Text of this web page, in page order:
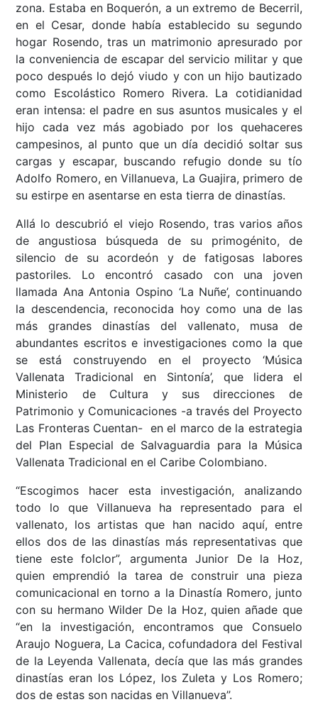
zona. Estaba en Boquerón, a un extremo de Becerril,
en el Cesar, donde había establecido su segundo
hogar Rosendo, tras un matrimonio apresurado por
la conveniencia de escapar del servicio militar y que
poco después lo dejó viudo y con un hijo bautizado
como Escolástico Romero Rivera. La cotidianidad
eran intensa: el padre en sus asuntos musicales y el
hijo cada vez más agobiado por los quehaceres
campesinos, al punto que un día decidió soltar sus
cargas y escapar, buscando refugio donde su tío
Adolfo Romero, en Villanueva, La Guajira, primero de
su estirpe en asentarse en esta tierra de dinastías.
Allá lo descubrió el viejo Rosendo, tras varios años
de angustiosa búsqueda de su primogénito, de
silencio de su acordeón y de fatigosas labores
pastoriles. Lo encontró casado con una joven
llamada Ana Antonia Ospino ‘La Nuñe’, continuando
la descendencia, reconocida hoy como una de las
más grandes dinastías del vallenato, musa de
abundantes escritos e investigaciones como la que
se está construyendo en el proyecto ‘Música
Vallenata Tradicional en Sintonía’, que lidera el
Ministerio de Cultura y sus direcciones de
Patrimonio y Comunicaciones -a través del Proyecto
Las Fronteras Cuentan- en el marco de la estrategia
del Plan Especial de Salvaguardia para la Música
Vallenata Tradicional en el Caribe Colombiano.
“Escogimos hacer esta investigación, analizando
todo lo que Villanueva ha representado para el
vallenato, los artistas que han nacido aquí, entre
ellos dos de las dinastías más representativas que
tiene este folclor”, argumenta Junior De la Hoz,
quien emprendió la tarea de construir una pieza
comunicacional en torno a la Dinastía Romero, junto
con su hermano Wilder De la Hoz, quien añade que
“en la investigación, encontramos que Consuelo
Araujo Noguera, La Cacica, cofundadora del Festival
de la Leyenda Vallenata, decía que las más grandes
dinastías eran los López, los Zuleta y Los Romero;
dos de estas son nacidas en Villanueva”.